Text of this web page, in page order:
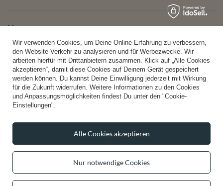
Konto
Hilfe
Info
+49 32 2210 915 31 Mon-Fri 8:00-16:00 Uhr
contact@vivisence.com
Vivisence,49 Hevea Road,DE13 0SHBurton-on-Trent
Wir verwenden Cookies, um Deine Online-Erfahrung zu verbessern,
den Website-Verkehr zu analysieren und für Werbezwecke. Wir
arbeiten hierfür mit Drittanbietern zusammen. Klick auf „Alle Cookies
akzeptieren“, damit diese Cookies auf Deinem Gerät gespeichert
werden können. Du kannst Deine Einwilligung jederzeit mit Wirkung
für die Zukunft widerrufen. Weitere Informationen zu den Cookies
und Anpassungsmöglichkeiten findest Du unter den "Cookie-
Einstellungen".
Nur notwendige Cookies
Alle Cookies akzeptieren